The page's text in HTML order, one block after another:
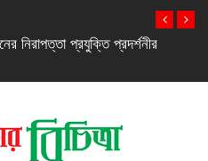
নতুন সি-সিরিজ স্মার্টফোন